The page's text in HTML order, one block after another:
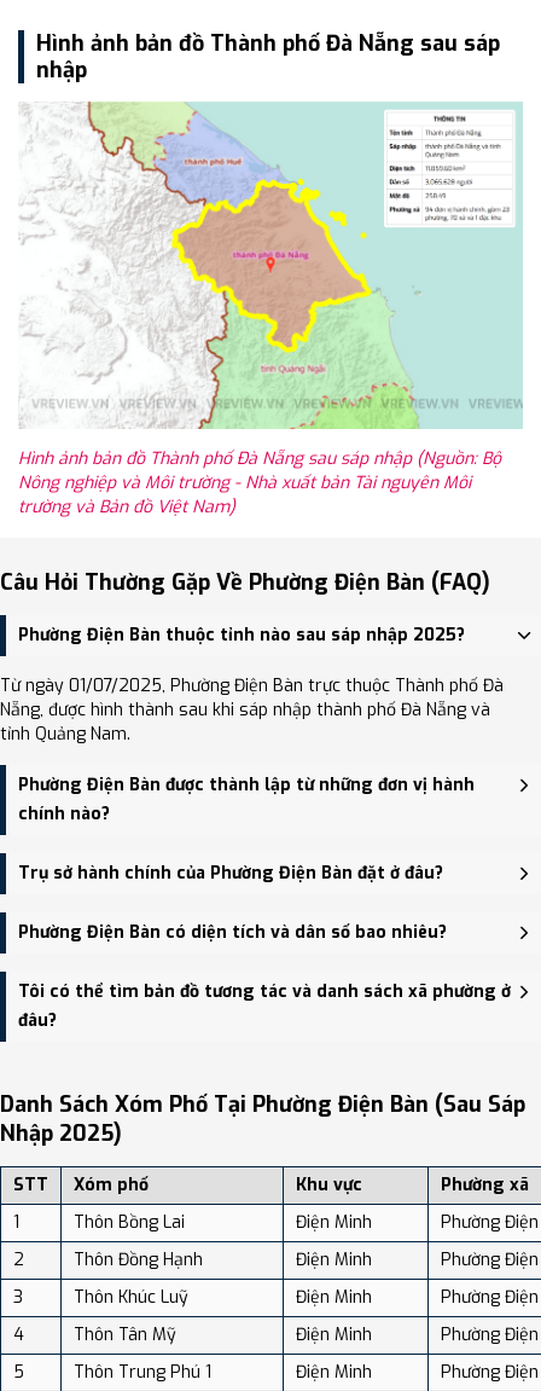
Hình ảnh bản đồ Thành phố Đà Nẵng sau sáp
nhập
Hình ảnh bản đồ Thành phố Đà Nẵng sau sáp nhập (Nguồn: Bộ
Nông nghiệp và Môi trường - Nhà xuất bản Tài nguyên Môi
trường và Bản đồ Việt Nam)
Câu Hỏi Thường Gặp Về Phường Điện Bàn (FAQ)
Phường Điện Bàn thuộc tỉnh nào sau sáp nhập 2025?
Từ ngày 01/07/2025, Phường Điện Bàn trực thuộc Thành phố Đà
Nẵng, được hình thành sau khi sáp nhập thành phố Đà Nẵng và
tỉnh Quảng Nam.
Phường Điện Bàn được thành lập từ những đơn vị hành
chính nào?
Phường Điện Bàn được thành lập trên cơ sở sáp nhập Phường Điện
Phương, Phường Điện Minh, Phường Vĩnh Điện.
Trụ sở hành chính của Phường Điện Bàn đặt ở đâu?
Trụ sở hành chính mới của Phường Điện Bàn đặt tại Số 22 đường
Hoàng Diệu, khối 3, phường Điện Bàn - trung tâm khu vực thuận
tiện giao thông.
Phường Điện Bàn có diện tích và dân số bao nhiêu?
Phường Điện Bàn có Diện tích: 19.78 km², Dân số: 41,270 người,
Mật độ dân số: Khoảng 2,086.45 người/km²
Tôi có thể tìm bản đồ tương tác và danh sách xã phường ở
đâu?
địa điểm tại: VReview.vn - Nền tảng review địa điểm, dịch vụ và du
lịch uy tín tại Việt Nam.
Danh Sách Xóm Phố Tại Phường Điện Bàn (sau Sáp
Nhập 2025)
STT Xóm phố Khu vực
Phường xã
1
Thôn Bồng Lai Điện Minh
Phường
2
Thôn Đồng Hạnh Điện Minh
Phường
3
Thôn Khúc Luỹ Điện Minh
Phường
4
Thôn Tân Mỹ Điện Minh
Phường
5
Thôn Trung Phú 1 Điện Minh
Phường